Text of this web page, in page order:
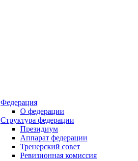
Федерация
О федерации
Структура федерации
Президиум
Аппарат федерации
Тренерский совет
Ревизионная комиссия